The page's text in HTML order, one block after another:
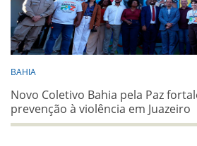
BAHIA
Novo Coletivo Bahia pela Paz
prevenção à violência em Juazeiro